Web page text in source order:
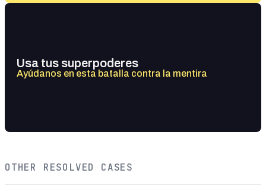
Usa tus superpoderes
Ayúdanos en esta batalla contra la mentira
OTHER RESOLVED CASES